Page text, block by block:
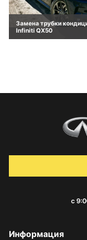
Замена трубки
Infiniti QX50
с
Информация